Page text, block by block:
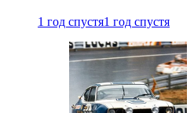
1 год спустя1 год спустя